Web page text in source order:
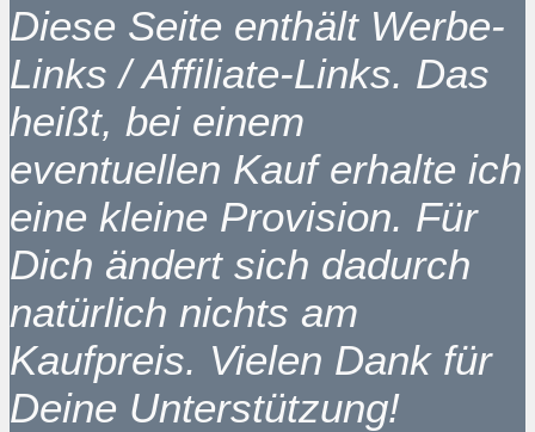
Diese Seite enthält Werbe-
Links / Affiliate-Links. Das
heißt, bei einem
eventuellen Kauf erhalte ich
eine kleine Provision. Für
Dich ändert sich dadurch
natürlich nichts am
Kaufpreis. Vielen Dank für
Deine Unterstützung!